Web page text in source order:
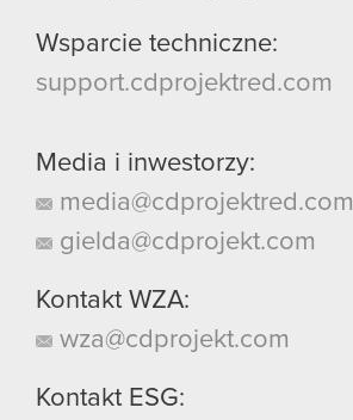
Wsparcie techniczne:
support.cdprojektred.com
Media i inwestorzy:
media@cdprojektred.com
gielda@cdprojekt.com
Kontakt WZA:
wza@cdprojekt.com
Kontakt ESG: